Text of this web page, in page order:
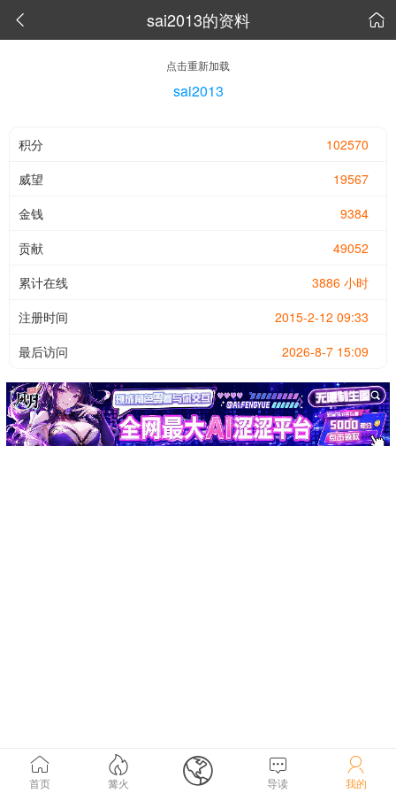
 sai2013的资料 
点击重新加载
sai2013
102570
积分
19567
威望
9384
金钱
49052
贡献
3886 小时
累计在线
2015-2-12 09:33
注册时间
2026-8-7 15:09
最后访问

首页

篝火  
导读

我的